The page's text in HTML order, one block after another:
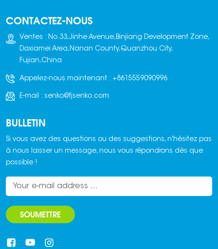
CONTACTEZ-NOUS
Ventes : No.33,Jinhe Avenue,Binjiang Development Zone,
Daxiamei Area,Nanan County,Quanzhou City,
Fujian,China
Appelez-nous maintenant : +8615559090996
E-mail : senko@fjsenko.com
BULLETIN
Si vous avez des questions ou des suggestions, n'hésitez pas
à nous laisser un message, nous vous répondrons dès que
possible !
SOUMETTRE